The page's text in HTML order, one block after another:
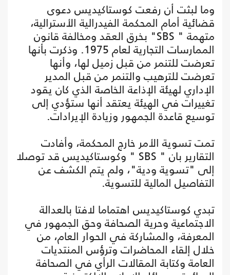
وما لبثت أن رفعت كوستاكيديس دعوى
قضائية أمام المحكمة الفيدرالية الأسترالية،
متهمة " SBS" بخرق العقد ومخالفة قانون
الممارسات التجارية لعام 1975. وذكرت بأنها
تعرضت للتنمر من قبل زميل لها، وأنها
تعرضت للترهيب والتنمر من قبل المدير
الإداري لهيئة الإذاعة الخاصة الذي كان يقود
تغييرات في الهيئة يعتقد أنها ستؤدي إلى
توسيع قاعدة الجمهور وزيادة الإيرادات.
تمت تسوية الأمر خارج المحكمة، وأفادت
التقارير بان " SBS " وكوستاكيديس قد توصلا
إلى "تسوية ودية"، ولم يتم الكشف عن
التفاصيل المالية للتسوية.
تبدي كوستاكيديس اهتماما لافتا بالعدالة
الاجتماعية وحرية الصحافة وحق الجمهور في
المعرفة، والمشاركة في الحوار العام، من
خلال إلقاء المحاضرات وترؤس المنتديات
العامة وكتابة المقالات الرأي في الصحافة